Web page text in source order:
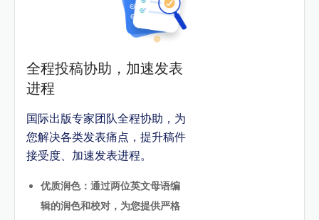
全程投稿协助，加速发表
进程
国际出版专家团队全程协助，为
您解决各类发表痛点，提升稿件
接受度、加速发表进程。
优质润色：通过两位英文母语编
辑的润色和校对，为您提供严格